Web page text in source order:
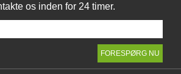
os inden for 24 timer.